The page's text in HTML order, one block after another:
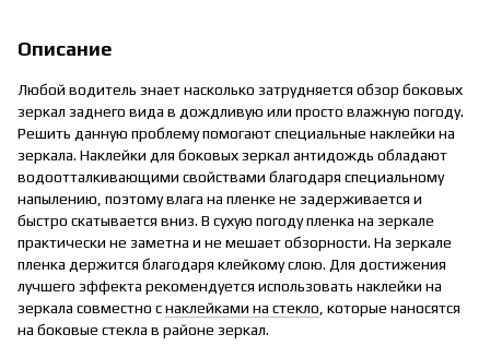
Описание
Любой водитель знает насколько затрудняется обзор боковых
зеркал заднего вида в дождливую или просто влажную погоду.
Решить данную проблему помогают специальные наклейки на
зеркала. Наклейки для боковых зеркал антидождь обладают
водоотталкивающими свойствами благодаря специальному
напылению, поэтому влага на пленке не задерживается и
быстро скатывается вниз. В сухую погоду пленка на зеркале
практически не заметна и не мешает обзорности. На зеркале
пленка держится благодаря клейкому слою. Для достижения
лучшего эффекта рекомендуется использовать наклейки на
зеркала совместно снаклейками на стекло , которые наносятся
на боковые стекла в районе зеркал.